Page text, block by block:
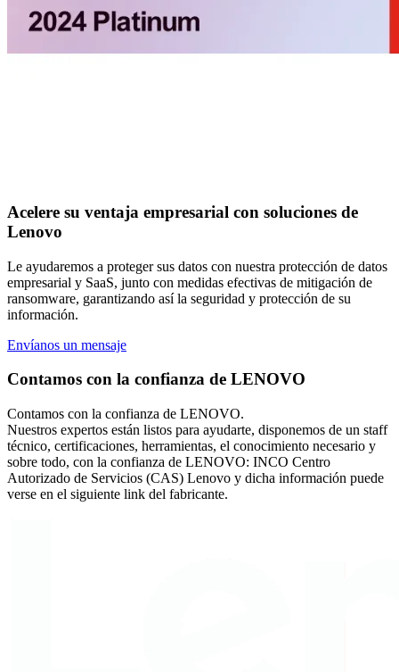
Acelere su ventaja empresarial con soluciones de
Lenovo
Le ayudaremos a proteger sus datos con nuestra protección de datos
empresarial y SaaS, junto con medidas efectivas de mitigación de
ransomware, garantizando así la seguridad y protección de su
información.
Envíanos un mensaje
Contamos con la confianza de LENOVO
Contamos con la confianza de LENOVO.
Nuestros expertos están listos para ayudarte, disponemos de un staff
técnico, certificaciones, herramientas, el conocimiento necesario y
sobre todo, con la confianza de LENOVO: INCO Centro
Autorizado de Servicios (CAS) Lenovo y dicha información puede
verse en el siguiente link del fabricante.